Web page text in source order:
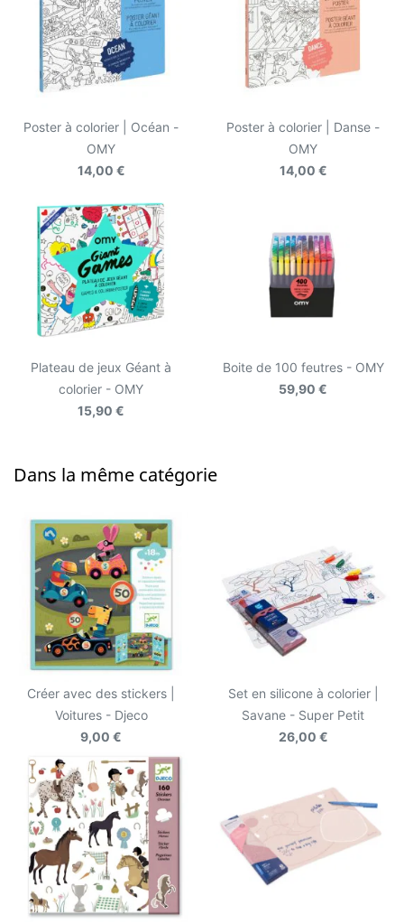
Poster à colorier | Océan -
OMY
14,00 €
Poster à colorier | Danse -
OMY
14,00 €
Plateau de jeux Géant à
colorier - OMY
15,90 €
Boite de 100 feutres - OMY
59,90 €
Dans la même catégorie
Créer avec des stickers |
Voitures - Djeco
9,00 €
Set en silicone à colorier |
Savane - Super Petit
26,00 €